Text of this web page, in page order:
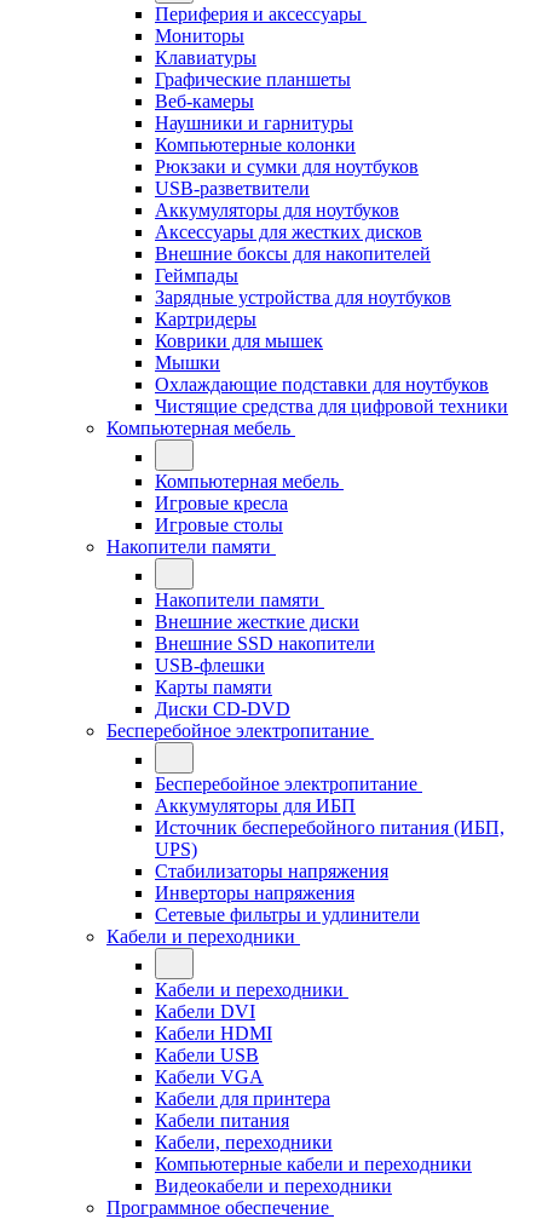
Периферия и аксессуары
Мониторы
Клавиатуры
Графические планшеты
Веб-камеры
Наушники и гарнитуры
Компьютерные колонки
Рюкзаки и сумки для ноутбуков
USB-разветвители
Аккумуляторы для ноутбуков
Аксессуары для жестких дисков
Внешние боксы для накопителей
Геймпады
Зарядные устройства для ноутбуков
Картридеры
Коврики для мышек
Мышки
Охлаждающие подставки для ноутбуков
Чистящие средства для цифровой техники
Компьютерная мебель
Компьютерная мебель
Игровые кресла
Игровые столы
Накопители памяти
Накопители памяти
Внешние жесткие диски
Внешние SSD накопители
USB-флешки
Карты памяти
Диски CD-DVD
Бесперебойное электропитание
Бесперебойное электропитание
Аккумуляторы для ИБП
Источник бесперебойного питания (ИБП,
UPS)
Стабилизаторы напряжения
Инверторы напряжения
Сетевые фильтры и удлинители
Кабели и переходники
Кабели и переходники
Кабели DVI
Кабели HDMI
Кабели USB
Кабели VGA
Кабели для принтера
Кабели питания
Кабели, переходники
Компьютерные кабели и переходники
Видеокабели и переходники
Программное обеспечение